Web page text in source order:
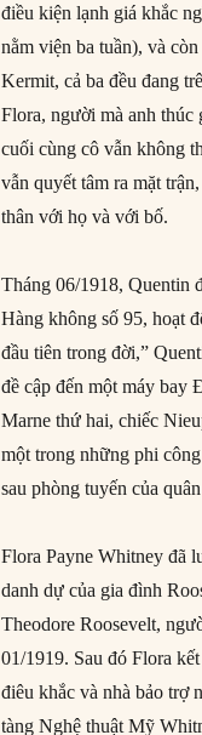
điều kiện lạnh giá khắc
nằm viện ba tuần), và
Kermit, cả ba đều đang
Flora, người mà anh thúc
cuối cùng cô vẫn không
vẫn quyết tâm ra mặt
thân với họ và với bố.
Tháng 06/1918, Quentin
Hàng không số 95, hoạt
đầu tiên trong đời,”
đề cập đến một máy bay
Marne thứ hai, chiếc
một trong những phi
sau phòng tuyến của
Flora Payne Whitney đã
danh dự của gia đình
Theodore Roosevelt,
01/1919. Sau đó Flora
điêu khắc và nhà bảo trợ
tàng Nghệ thuật Mỹ